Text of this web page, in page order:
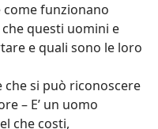
funzionano
questi uomini e
e quali sono le loro
che si può riconoscere
– E’ un uomo
che costi,